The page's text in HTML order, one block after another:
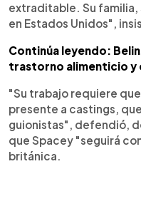
extraditable. Su familia,
en Estados Unidos",
Continúa leyendo:
trastorno alimenticio y
"Su trabajo requiere
presente a castings,
guionistas", defendió,
que Spacey "seguirá
británica.